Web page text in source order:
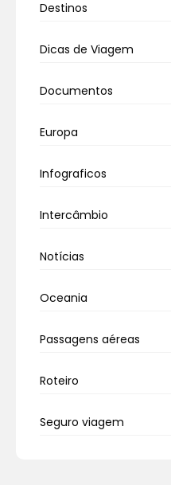
Destinos
Dicas de Viagem
Documentos
Europa
Infograficos
Intercâmbio
Notícias
Oceania
Passagens aéreas
Roteiro
Seguro viagem